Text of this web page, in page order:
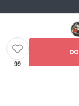
99